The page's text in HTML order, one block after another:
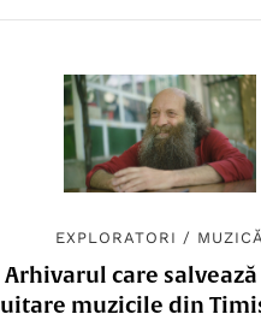
EXPLORATORI / MUZICĂ
Arhivarul care salvează
uitare muzicile din